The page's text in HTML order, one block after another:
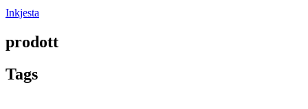
Inkjesta
prodott
Tags